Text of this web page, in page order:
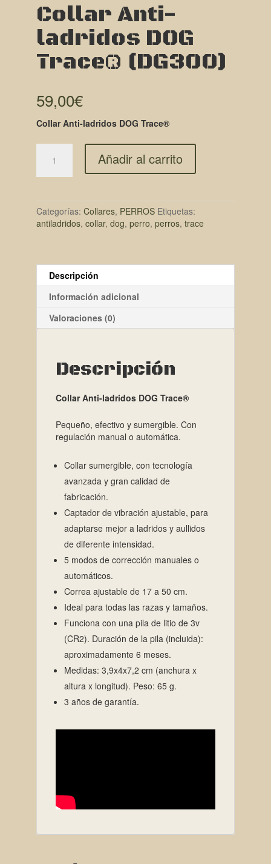
Collar Anti-
ladridos DOG
Trace® (DG300)
59,00€
Collar Anti-ladridos DOG Trace®
Añadir al carrito
Categorías: Collares, PERROS Etiquetas:
antiladridos, collar, dog, perro, perros, trace
Descripción
Información adicional
Valoraciones (0)
Descripción
Collar Anti-ladridos DOG Trace®
Pequeño, efectivo y sumergible. Con
regulación manual o automática.
Collar sumergible, con tecnología
avanzada y gran calidad de
fabricación.
Captador de vibración ajustable, para
adaptarse mejor a ladridos y aullidos
de diferente intensidad.
5 modos de corrección manuales o
automáticos.
Correa ajustable de 17 a 50 cm.
Ideal para todas las razas y tamaños.
Funciona con una pila de litio de 3v
(CR2). Duración de la pila (incluida):
aproximadamente 6 meses.
Medidas: 3,9x4x7,2 cm (anchura x
altura x longitud). Peso: 65 g.
3 años de garantía.